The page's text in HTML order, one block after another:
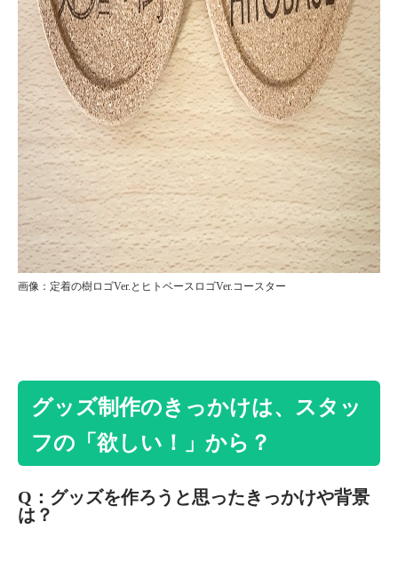
画像：定着の樹ロゴVer.とヒトベースロゴVer.コースター
グッズ制作のきっかけは、スタッ
フの「欲しい！」から？
Q：グッズを作ろうと思ったきっかけや背景
は？